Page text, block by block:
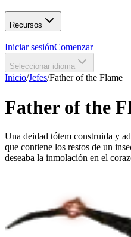
Recursos
Iniciar sesiónComenzar
Seleccionar idioma
Inicio/Jefes/Father of the Flame
Father of the
Una deidad tótem construida y
que contiene los restos de un
deseaba la inmolación en el